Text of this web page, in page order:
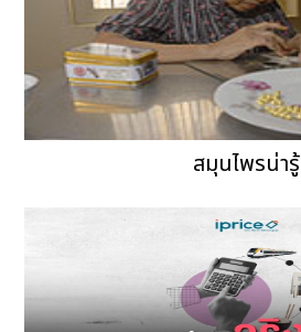
สมุนไพรน่ารู้